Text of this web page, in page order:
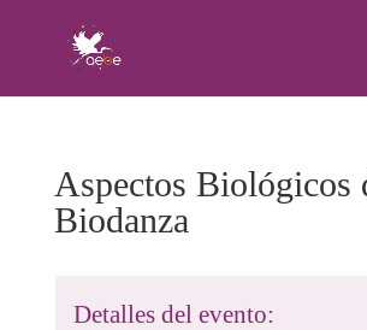
Aspectos Biológicos
Biodanza
Detalles del evento: